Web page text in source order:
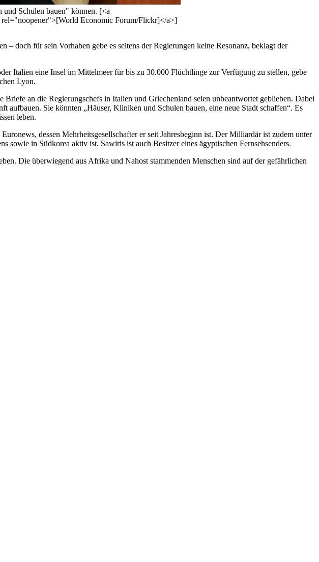
und Schulen bauen" können. [<a
Economic Forum/Flickr]</a>]
doch für sein Vorhaben gebe es seitens der Regierungen keine Resonanz, beklagt der
Italien eine Insel im Mittelmeer für bis zu 30.000 Flüchtlinge zur Verfügung zu stellen, gebe
Lyon.
an die Regierungschefs in Italien und Griechenland seien unbeantwortet geblieben. Dabei
Sie könnten „Häuser, Kliniken und Schulen bauen, eine neue Stadt schaffen“. Es
leben.
dessen Mehrheitsgesellschafter er seit Jahresbeginn ist. Der Milliardär ist zudem unter
sowie in Südkorea aktiv ist. Sawiris ist auch Besitzer eines ägyptischen Fernsehsenders.
Die überwiegend aus Afrika und Nahost stammenden Menschen sind auf der gefährlichen